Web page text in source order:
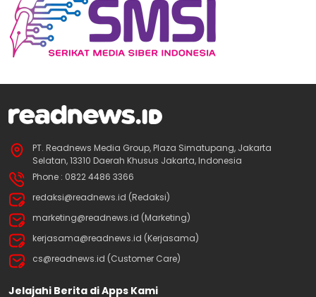
PT. Readnews Media Group, Plaza Simatupang, Jakarta
Selatan, 13310 Daerah Khusus Jakarta, Indonesia
Phone : 0822 4486 3366
redaksi@readnews.id (Redaksi)
marketing@readnews.id (Marketing)
kerjasama@readnews.id (Kerjasama)
cs@readnews.id (Customer Care)
Jelajahi Berita di Apps Kami